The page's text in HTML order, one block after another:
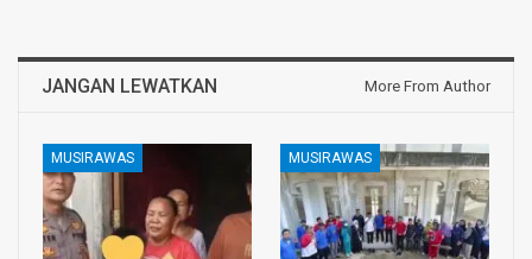
JANGAN LEWATKAN More From Author
MUSIRAWAS MUSIRAWAS